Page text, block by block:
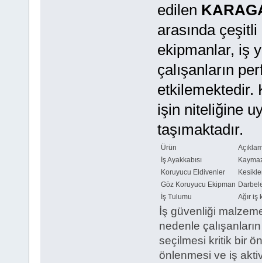
edilen
arasında
ekipmanlar, iş
çalışanların
etkilemektedir.
işin niteliğine
taşımaktadır.
Ürün
İş Ayakkabısı
Koruyucu Eldivenler
Göz Koruyucu Ekipman
İş Tulumu
Ağır iş
İş güvenliği
nedenle
seçilmesi kritik bir
önlenmesi ve iş